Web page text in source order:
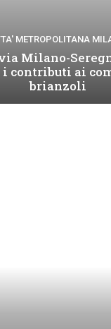
METROPOLITANA
Milano-
i contributi ai
brianzoli